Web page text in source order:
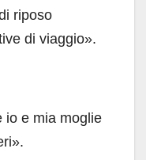
riposo
di viaggio».
io e mia moglie